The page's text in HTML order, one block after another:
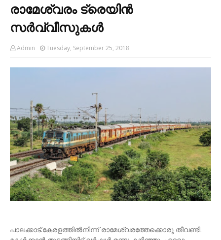
രാമേശ്വരം ട്രെയിൻ
സർവ്വീസുകൾ
Admin Tuesday, September 25, 2018
പാലക്കാട്:കേരളത്തിൽനിന്ന് രാമേശ്വരത്തേക്കൊരു തീവണ്ടി.